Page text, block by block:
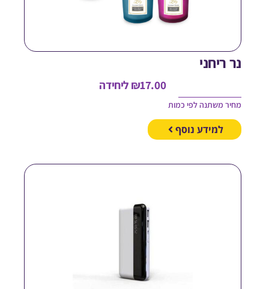
ריחני
₪ליחידה
משתנה לפי כמות
למידע נוסף